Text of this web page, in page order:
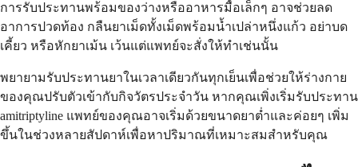
การรับประทานพร้อมของว่างหรืออาหารมื้อเล็กๆ อาจช่วยลด
อาการปวดท้อง กลืนยาเม็ดทั้งเม็ดพร้อมน้ำเปล่าหนึ่งแก้ว อย่าบด
เคี้ยว หรือหักยาเม้น เว้นแต่แพทย์จะสั่งให้ทำเช่นนั้น
พยายามรับประทานยาในเวลาเดียวกันทุกเย็นเพื่อช่วยให้ร่างกาย
ของคุณปรับตัวเข้ากับกิจวัตรประจำวัน หากคุณเพิ่งเริ่มรับประทาน
amitriptyline แพทย์ของคุณอาจเริ่มด้วยขนาดยาต่ำและค่อยๆ เพิ่ม
ขึ้นในช่วงหลายสัปดาห์เพื่อหาปริมาณที่เหมาะสมสำหรับคุณ